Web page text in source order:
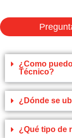
¿Como
Técnico?
¿Dónde se
¿Qué tipo de